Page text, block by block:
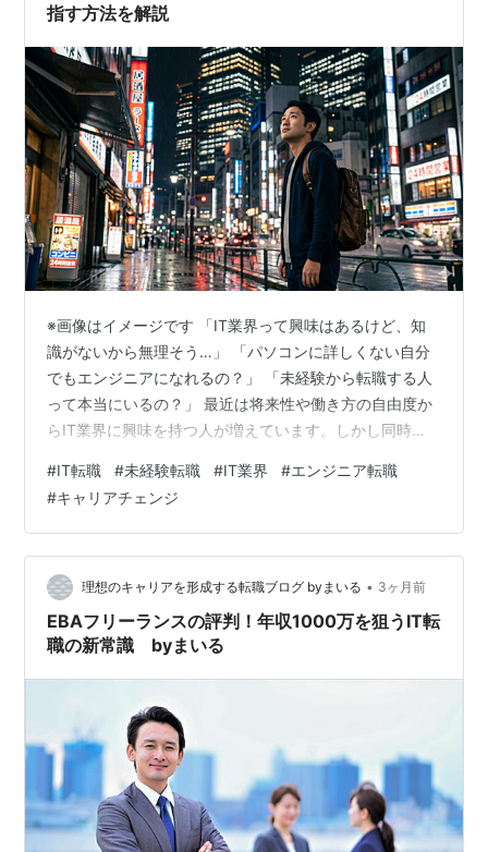
指す方法を解説
※画像はイメージです 「IT業界って興味はあるけど、知
識がないから無理そう…」 「パソコンに詳しくない自分
でもエンジニアになれるの？」 「未経験から転職する人
って本当にいるの？」 最近は将来性や働き方の自由度か
らIT業界に興味を持つ人が増えています。しかし同時
せない人も少なくありません。 この記事では、IT業界未
経験の方に向けて、転職が可能な理由や仕事内容、今か
ら始められる準備方法について分かりやすく解説しま
す。これからキャリアチェンジを考えている方はぜひ参
考にしてみてください。 未経験でもIT業界へ転職できる
のか？ 結論から言うと、IT業界へ…
#IT転職 #未経験転職 #IT業界 #エンジニア転職
#キャリアチェンジ
理想のキャリアを形成する転職ブログ byまいる • 3ヶ月前
EBAフリーランスの評判！年収1000万を狙うIT転
職の新常識 byまいる